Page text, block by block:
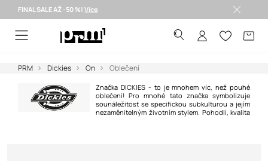
FINAL SALE AŽ -50 %! Více
PRM Dickies On Oblečení
Značka DICKIES - to je mnohem víc, než pouhé
oblečení! Pro mnohé tato značka symbolizuje
sounáležitost se specifickou subkulturou a jejím
nezaměnitelným životním stylem. Pohodlí, kvalita